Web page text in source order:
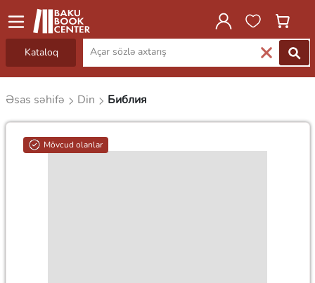
Kataloq
Əsas səhifə Din Библия
Mövcud olanlar